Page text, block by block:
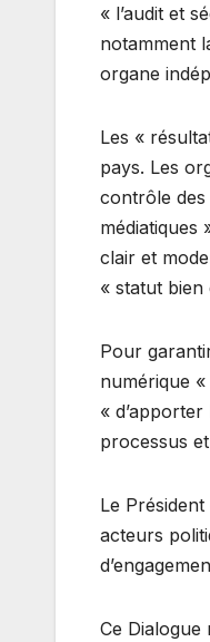
« l’audit et
notamment
organe
Les «
pays. Les
contrôle des
médiatiques
clair et
« statut bien
Pour
numérique
«
processus
Le
acteurs
Ce